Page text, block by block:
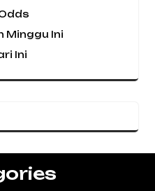
Minggu Ini
Ini